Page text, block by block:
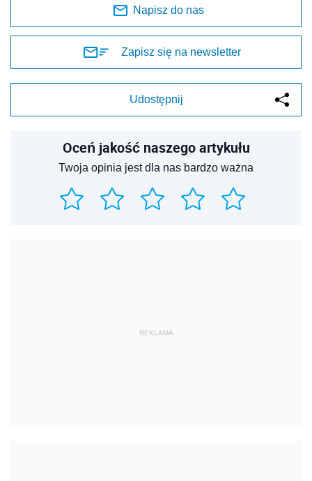
Napisz do nas
Zapisz się na newsletter
Udostępnij
Oceń jakość naszego artykułu
Twoja opinia jest dla nas bardzo ważna
REKLAMA